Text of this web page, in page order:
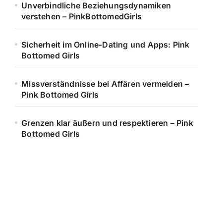
Unverbindliche Beziehungsdynamiken
verstehen – PinkBottomedGirls
Sicherheit im Online-Dating und Apps: Pink
Bottomed Girls
Missverständnisse bei Affären vermeiden –
Pink Bottomed Girls
Grenzen klar äußern und respektieren – Pink
Bottomed Girls